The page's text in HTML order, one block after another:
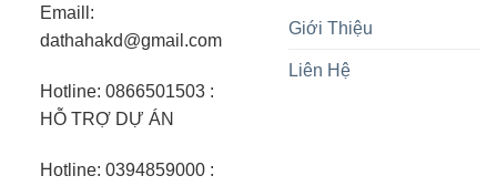
Emaill:
dathahakd@gmail.com
Hotline: 0866501503 :
HỖ TRỢ DỰ ÁN
Hotline: 0394859000 :
Giới Thiệu
Liên Hệ